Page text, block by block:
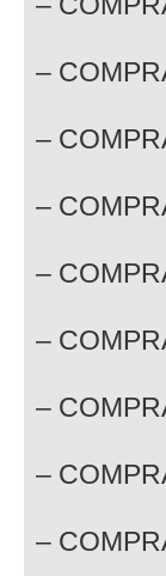
–
–
–
–
–
–
–
–